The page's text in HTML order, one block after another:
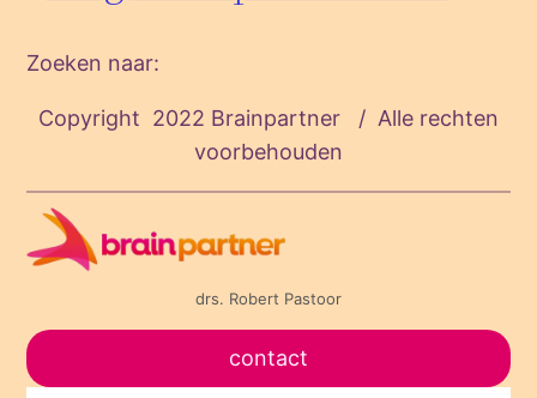
Zoeken naar:
Copyright 2022 Brainpartner / Alle rechten
voorbehouden
drs. Robert Pastoor
contact